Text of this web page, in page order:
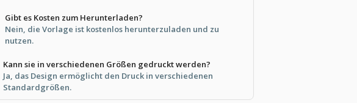
Gibt es Kosten zum Herunterladen?
Nein, die Vorlage ist kostenlos herunterzuladen und zu
nutzen.
Kann sie in verschiedenen Größen gedruckt werden?
Ja, das Design ermöglicht den Druck in verschiedenen
Standardgrößen.